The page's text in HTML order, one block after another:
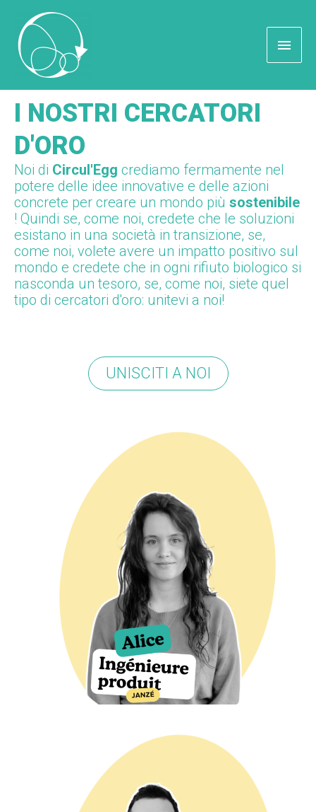
I NOSTRI CERCATORI
D'ORO
Noi di Circul'Egg crediamo fermamente nel
potere delle idee innovative e delle azioni
concrete per creare un mondo più sostenibile
! Quindi se, come noi, credete che le soluzioni
esistano in una società in transizione, se,
come noi, volete avere un impatto positivo sul
mondo e credete che in ogni rifiuto biologico si
nasconda un tesoro, se, come noi, siete quel
tipo di cercatori d'oro: unitevi a noi!
UNISCITI A NOI